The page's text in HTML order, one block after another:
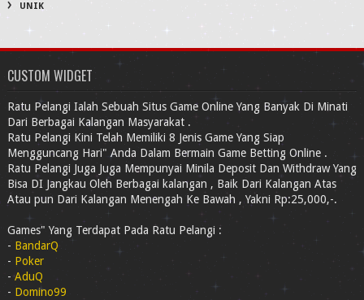
UNIK
CUSTOM WIDGET
Ratu Pelangi Ialah Sebuah Situs Game Online Yang Banyak Di Minati
Dari Berbagai Kalangan Masyarakat .
Ratu Pelangi Kini Telah Memiliki 8 Jenis Game Yang Siap
Mengguncang Hari" Anda Dalam Bermain Game Betting Online .
Ratu Pelangi Juga Juga Mempunyai Minila Deposit Dan Withdraw Yang
Bisa DI Jangkau Oleh Berbagai kalangan , Baik Dari Kalangan Atas
Atau pun Dari Kalangan Menengah Ke Bawah , Yakni Rp:25,000,-.
Games" Yang Terdapat Pada Ratu Pelangi :
- BandarQ
- Poker
-AduQ
- Domino99